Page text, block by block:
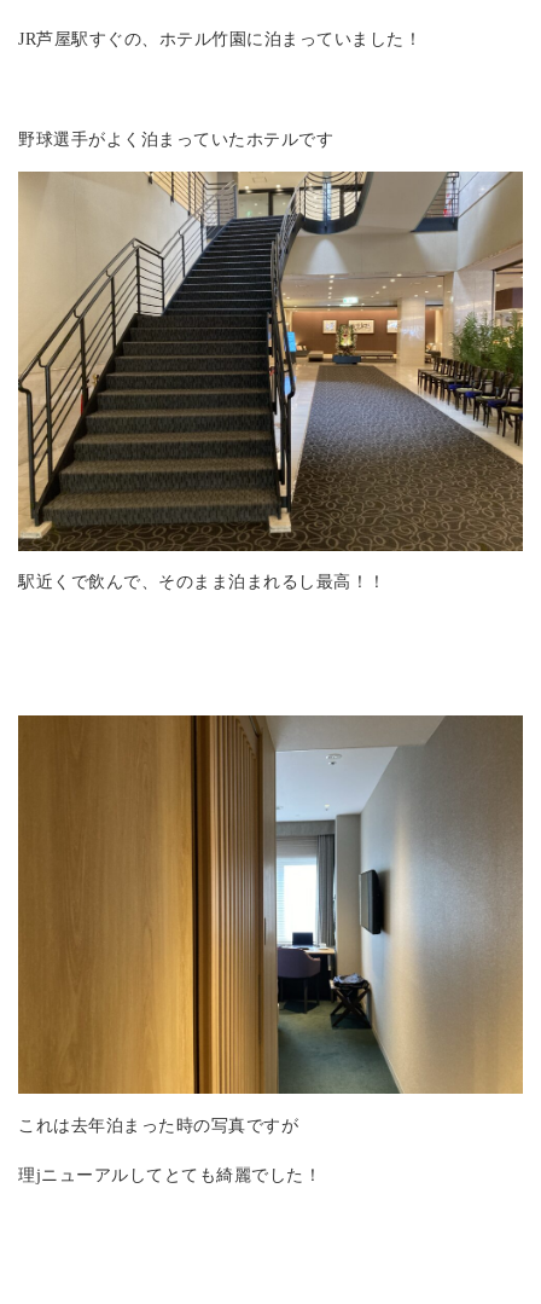
JR芦屋駅すぐの、ホテル竹園に泊まっていました！
野球選手がよく泊まっていたホテルです
駅近くで飲んで、そのまま泊まれるし最高！！
これは去年泊まった時の写真ですが
理jニューアルしてとても綺麗でした！